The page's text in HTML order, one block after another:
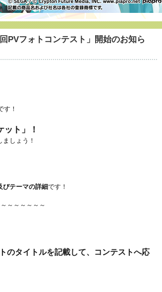
PVフォトコンテスト」開始のお知ら
す！
ット」！
しょう！
びテーマの詳細です！
～～～～～～
のタイトルを記載して、コンテストへ応